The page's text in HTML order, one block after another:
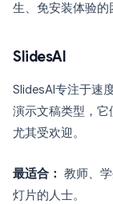
生、免安装体验的
SlidesAI
SlidesAI专注于速
演示文稿类型，
尤其受欢迎。
最适合： 教师、
灯片的人士。